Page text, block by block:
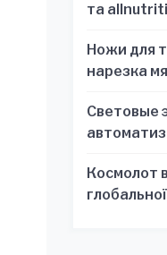
та
Ножи для
нарезка
Световые
Космолот